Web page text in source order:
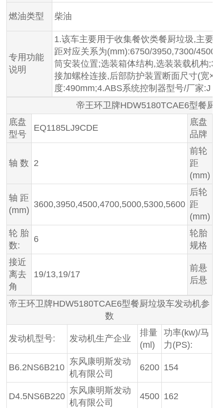
燃油类型 柴油
专用功能
说明
1.该车主要用于收集餐饮类餐厨垃圾,主
距对应关系为(mm):6750/3950,7300/
筒安装位置;选装箱体结构,选装装载机构
接加螺栓连接,后部防护装置断面尺寸(宽
度:490mm;4.ABS系统控制器型号/厂家:J
帝王环卫牌HDW5180TCAE6型餐厨
底盘
型号
EQ1185LJ9CDE
底盘
品牌
轴 数 2
前轮
距
(mm)
轴 距
(mm)
3600,3950,4500,4700,5000,5300,5600
后轮
距
(mm)
轮 胎
数:
6
轮胎
规格
接近
离去
角
19/13,19/17
前悬
后悬
帝王环卫牌HDW5180TCAE6型餐厨垃圾车发动机参
数
发动机型号: 发动机生产企业
排量
(ml)
功率(kw)/马
力(PS):
B6.2NS6B210
东风康明斯发动
机有限公司
6200 154
D4.5NS6B220
东风康明斯发动
机有限公司
4500 162